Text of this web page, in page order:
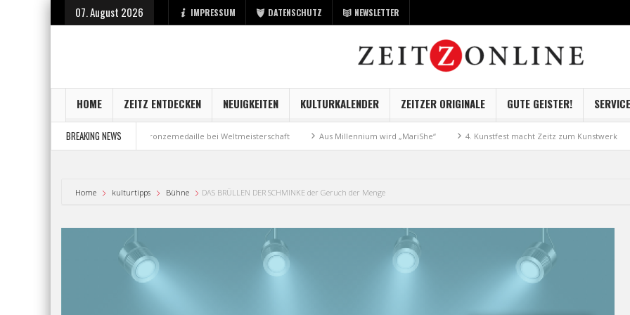
07. August 2026 IMPRESSUM DATENSCHUTZ NEWSLETTER
HOME ZEITZ ENTDECKEN NEUIGKEITEN KULTURKALENDER ZEITZER ORIGINALE GUTE GEISTER! SERVICE
BREAKING NEWS
bei der Stadt Zeitz Bronzemedaille bei Weltmeisterschaft Aus Millennium wird „MariShe“ 4. Kunstfest macht Zeitz zum Kunstwerk
Home kulturtipps Bühne DAS BRÜLLEN DER SCHMINKE der Geruch der Menge